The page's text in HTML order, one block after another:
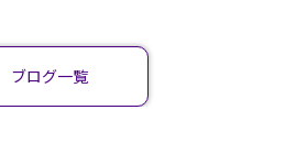
ブログ一覧